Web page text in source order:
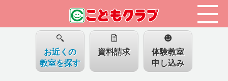
お近くの
教室を探す
資料請求
体験教室
申し込み